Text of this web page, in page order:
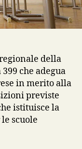
della
che adegua
in merito alla
previste
istituisce la
scuole